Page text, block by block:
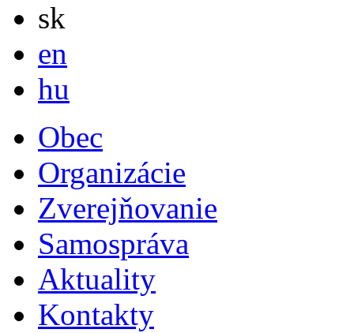
sk
en
hu
Obec
Organizácie
Zverejňovanie
Samospráva
Aktuality
Kontakty